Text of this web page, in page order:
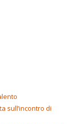
sull’incontro di